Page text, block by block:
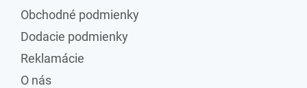
Obchodné podmienky
Dodacie podmienky
Reklamácie
O nás